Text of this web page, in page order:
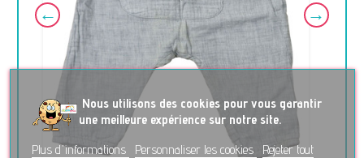
Nous utilisons des cookies pour vous garantir
une meilleure expérience sur notre site.
Plus d'informations
Personnaliser les cookies Rejeter tout